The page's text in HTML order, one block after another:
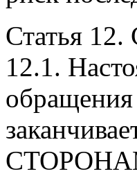
Статья 12.
12.1.